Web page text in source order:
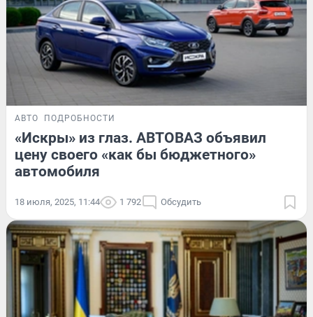
АВТО ПОДРОБНОСТИ
«Искры» из глаз. АВТОВАЗ объявил
цену своего «как бы бюджетного»
автомобиля
18 июля, 2025, 11:44 1 792 Обсудить